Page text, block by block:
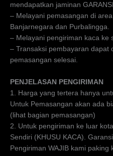
mendapatkan jaminan
– Melayani pemasangan di
Banjarnegara dan Purbalingga.
– Melayani pengiriman kaca ke
– Transaksi pembayaran dapat
pemasangan selesai.
PENJELASAN PENGIRIMAN
1. Harga yang tertera hanya
Untuk Pemasangan akan ada
(lihat bagian pemasangan)
2. Untuk pengiriman ke luar
Sendiri (KHUSU KACA).
Pengiriman WAJIB kami paking